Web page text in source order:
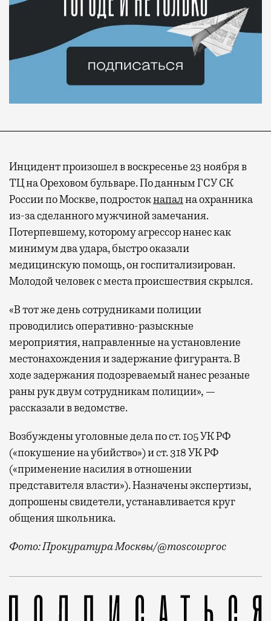
Инцидент произошел в воскресенье 23 ноября в
ТЦ на Ореховом бульваре. По данным ГСУ СК
России по Москве, подростокнапална охранника
из-за сделанного мужчиной замечания.
Потерпевшему, которому агрессор нанес как
минимум два удара, быстро оказали
медицинскую помощь, он госпитализирован.
Молодой человек с места происшествия скрылся.
«В тот же день сотрудниками полиции
проводились оперативно-разыскные
мероприятия, направленные на установление
местонахождения и задержание фигуранта. В
ходе задержания подозреваемый нанес резаные
раны рук двум сотрудникам полиции», —
рассказали в ведомстве.
Возбуждены уголовные дела по ст. 105 УК РФ
(«покушение на убийство») и ст. 318 УК РФ
(«применение насилия в отношении
представителя власти»). Назначены экспертизы,
допрошены свидетели, устанавливается круг
общения школьника.
Фото: Прокуратура Москвы/@moscowproc
В торговом центре на юге Москвы подросток